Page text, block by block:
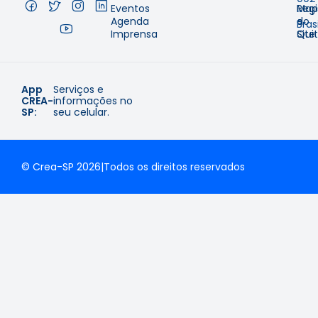
Eventos
Agenda
Imprensa
e
do
Site
–
App
CREA-
SP:
Serviços e
informações no
seu celular.
© Crea-SP 2026|Todos os direitos reservados